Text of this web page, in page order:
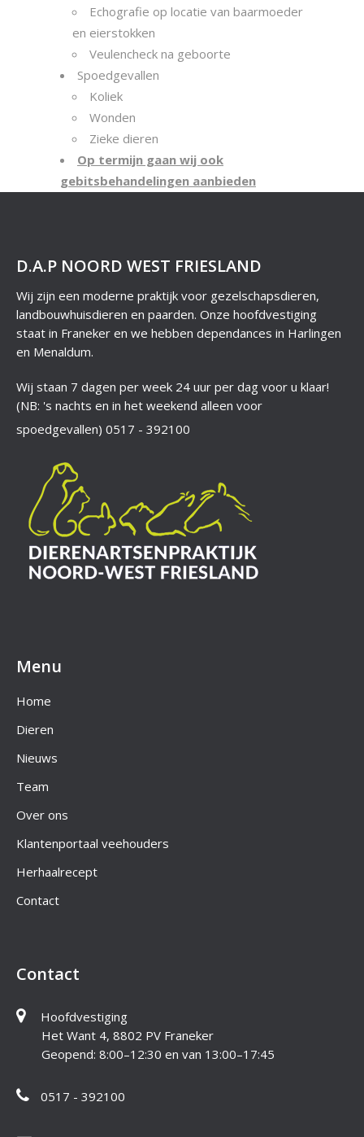
Echografie op locatie van baarmoeder
en eierstokken
Veulencheck na geboorte
Spoedgevallen
Koliek
Wonden
Zieke dieren
Op termijn gaan wij ook
gebitsbehandelingen aanbieden
D.A.P NOORD WEST FRIESLAND
Wij zijn een moderne praktijk voor gezelschapsdieren,
landbouwhuisdieren en paarden. Onze hoofdvestiging
staat in Franeker en we hebben dependances in Harlingen
en Menaldum.
Wij staan 7 dagen per week 24 uur per dag voor u klaar!
(NB: 's nachts en in het weekend alleen voor
spoedgevallen) 0517 - 392100
Menu
Home
Dieren
Nieuws
Team
Over ons
Klantenportaal veehouders
Herhaalrecept
Contact
Contact
Hoofdvestiging
Het Want 4, 8802 PV Franeker
Geopend: 8:00–12:30 en van 13:00–17:45
0517 - 392100